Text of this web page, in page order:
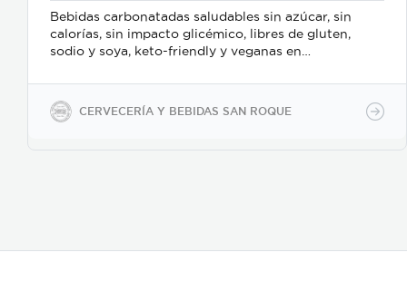
Bebidas carbonatadas saludables sin azúcar, sin
calorías, sin impacto glicémico, libres de gluten,
sodio y soya, keto-friendly y veganas en
en PET.
CERVECERÍA Y BEBIDAS SAN ROQUE